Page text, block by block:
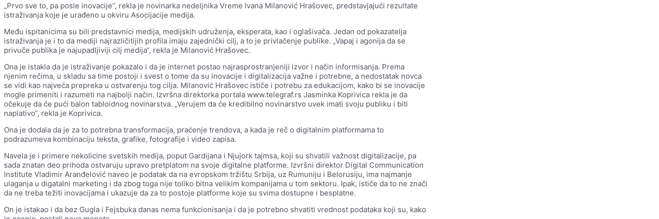
„Prvo sve to, pa posle inovacije“, rekla je novinarka nedeljnika Vreme Ivana Milanović Hrašovec, predstavjajući rezultate
istraživanja koje je urađeno u okviru Asocijacije medija.
Među ispitanicima su bili predstavnici medija, medijskih udruženja, eksperata, kao i oglašivača. Jedan od pokazatelja
istraživanja je i to da mediji najrazličitijih profila imaju zajednički cilj, a to je privlačenje publike. „Vapaj i agonija da se
privuče publika je najupadljiviji cilj medija“, rekla je Milanović Hrašovec.
Ona je istakla da je istraživanje pokazalo i da je internet postao najrasprostranjeniji izvor i način informisanja. Prema
njenim rečima, u skladu sa time postoji i svest o tome da su inovacije i digitalizacija važne i potrebne, a nedostatak novca
se vidi kao najveća prepreka u ostvarenju tog cilja. Milanović Hrašovec ističe i potrebu za edukacijom, kako bi se inovacije
mogle primeniti i razumeti na najbolji način. Izvršna direktorka portala www.telegraf.rs Jasminka Koprivica rekla je da
očekuje da će pući balon tabloidnog novinarstva. „Verujem da će kredibilno novinarstvo uvek imati svoju publiku i biti
naplativo“, rekla je Koprivica.
Ona je dodala da je za to potrebna transformacija, praćenje trendova, a kada je reč o digitalnim platformama to
podrazumeva kombinaciju teksta, grafike, fotografije i video zapisa.
Navela je i primere nekolicine svetskih medija, poput Gardijana i Njujork tajmsa, koji su shvatili važnost digitalizacije, pa
sada znatan deo prihoda ostvaruju upravo pretplatom na svoje digitalne platforme. Izvršni direktor Digital Communication
Institute Vladimir Aranđelović naveo je podatak da na evropskom tržištu Srbija, uz Rumuniju i Belorusiju, ima najmanje
ulaganja u digatalni marketing i da zbog toga nije toliko bitna velikim kompanijama u tom sektoru. Ipak, ističe da to ne znači
da ne treba težiti inovacijama i ukazuje da za to postoje platforme koje su svima dostupne i besplatne.
On je istakao i da bez Gugla i Fejsbuka danas nema funkcionisanja i da je potrebno shvatiti vrednost podataka koji su, kako